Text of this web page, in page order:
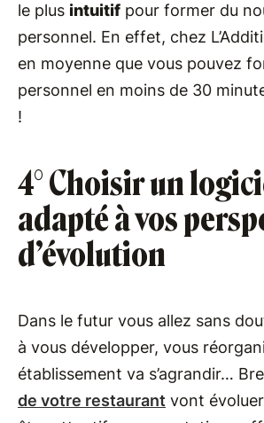
le plus intuitif pour former du
personnel. En effet, chez
en moyenne que vous pouvez
personnel en moins de 30
!
4° Choisir un
adapté à vos
d’évolution
Dans le futur vous allez sans
à vous développer, vous
établissement va s’agrandir…
de votre restaurant vont